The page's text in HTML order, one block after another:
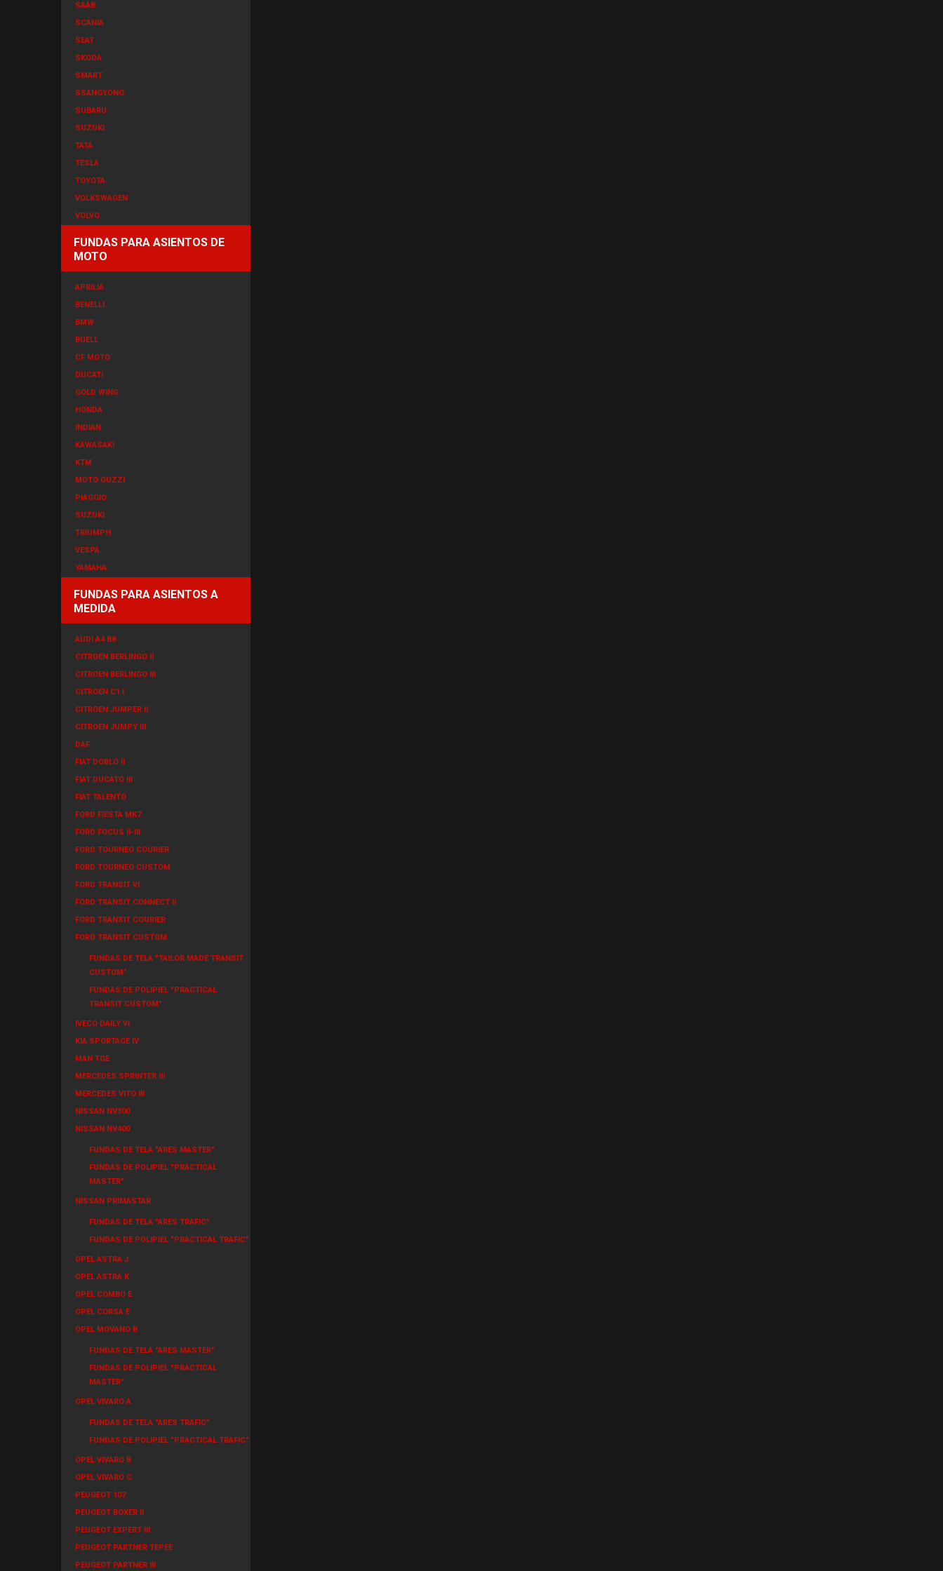
SAAB
SCANIA
SEAT
SKODA
SMART
SSANGYONG
SUBARU
SUZUKI
TATA
TESLA
TOYOTA
VOLKSWAGEN
VOLVO
FUNDAS PARA ASIENTOS DE
MOTO
APRILIA
BENELLI
BMW
BUELL
CF MOTO
DUCATI
GOLD WING
HONDA
INDIAN
KAWASAKI
KTM
MOTO GUZZI
PIAGGIO
SUZUKI
TRIUMPH
VESPA
YAMAHA
FUNDAS PARA ASIENTOS A
MEDIDA
AUDI A4 B8
CITROEN BERLINGO II
CITROEN BERLINGO III
CITROEN C1 I
CITROEN JUMPER II
CITROEN JUMPY III
DAF
FIAT DOBLO II
FIAT DUCATO III
FIAT TALENTO
FORD FIESTA MK7
FORD FOCUS II-III
FORD TOURNEO COURIER
FORD TOURNEO CUSTOM
FORD TRANSIT VI
FORD TRANSIT CONNECT II
FORD TRANSIT COURIER
FORD TRANSIT CUSTOM
FUNDAS DE TELA "TAILOR MADE TRANSIT
CUSTOM"
FUNDAS DE POLIPIEL "PRACTICAL
TRANSIT CUSTOM"
IVECO DAILY VI
KIA SPORTAGE IV
MAN TGE
MERCEDES SPRINTER III
MERCEDES VITO III
NISSAN NV300
NISSAN NV400
FUNDAS DE TELA "ARES MASTER"
FUNDAS DE POLIPIEL "PRACTICAL
MASTER"
NISSAN PRIMASTAR
FUNDAS DE TELA "ARES TRAFIC"
FUNDAS DE POLIPIEL "PRACTICAL TRAFIC"
OPEL ASTRA J
OPEL ASTRA K
OPEL COMBO E
OPEL CORSA E
OPEL MOVANO B
FUNDAS DE TELA "ARES MASTER"
FUNDAS DE POLIPIEL "PRACTICAL
MASTER"
OPEL VIVARO A
FUNDAS DE TELA "ARES TRAFIC"
FUNDAS DE POLIPIEL "PRACTICAL TRAFIC"
OPEL VIVARO B
OPEL VIVARO C
PEUGEOT 107
PEUGEOT BOXER II
PEUGEOT EXPERT III
PEUGEOT PARTNER TEPEE
PEUGEOT PARTNER III